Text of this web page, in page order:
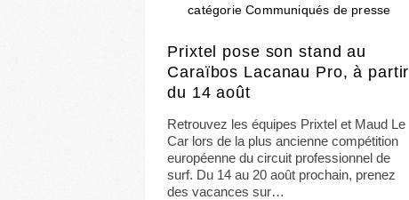
catégorie Communiqués de presse
Prixtel pose son stand au
Caraïbos Lacanau Pro, à partir
du 14 août
Retrouvez les équipes Prixtel et Maud Le
Car lors de la plus ancienne compétition
européenne du circuit professionnel de
surf. Du 14 au 20 août prochain, prenez
des vacances sur…